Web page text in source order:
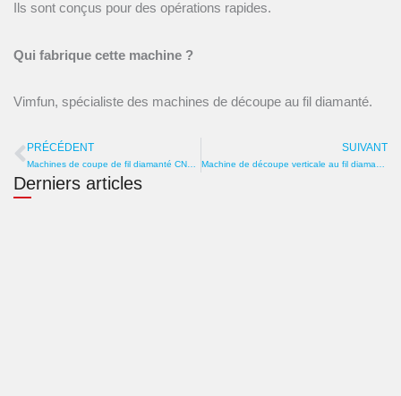
Ils sont conçus pour des opérations rapides.
Qui fabrique cette machine ?
Vimfun, spécialiste des machines de découpe au fil diamanté.
Prévenir
PRÉCÉDENT SUIVANT
Derniers articles